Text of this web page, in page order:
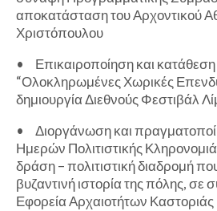
αποκατάσταση του Αρχοντικού
Χριστόπουλου
•
Επικαιροποίηση και
“Ολοκληρωμένες Χωρικές
δημιουργία Διεθνούς Φεστιβάλ
•
Διοργάνωση και
Ημερών Πολιτιστικής
δράση – πολιτιστική διαδρομή
βυζαντινή ιστορία της πόλης, σε
Εφορεία Αρχαιοτήτων Καστοριάς